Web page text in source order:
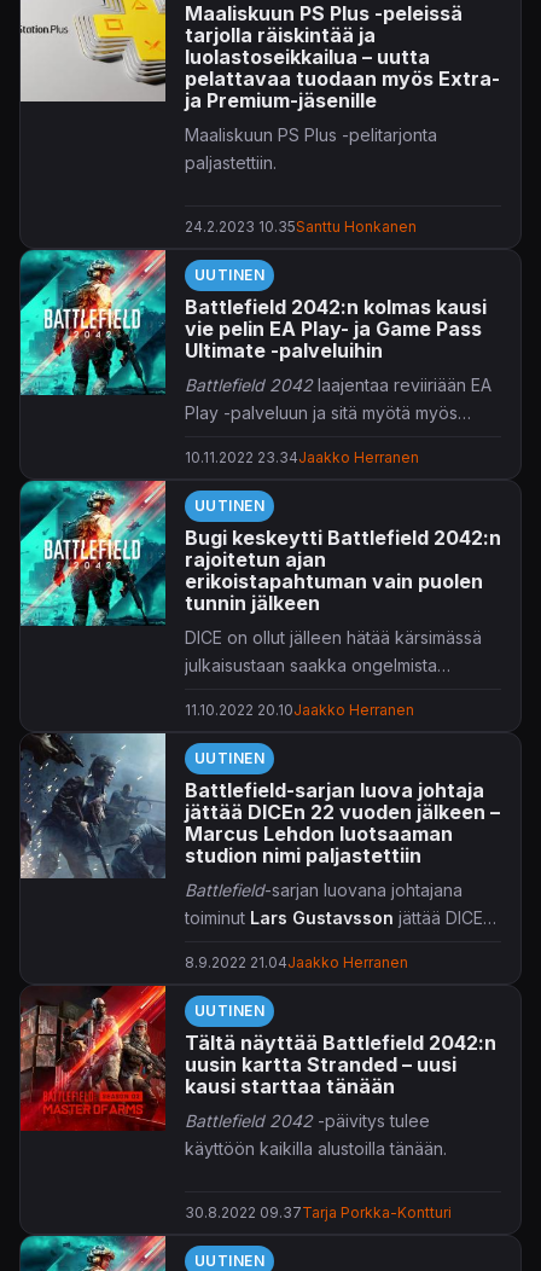
Maaliskuun PS Plus -peleissä
tarjolla räiskintää ja
luolastoseikkailua – uutta
pelattavaa tuodaan myös Extra-
ja Premium-jäsenille
Maaliskuun PS Plus -pelitarjonta
paljastettiin.
24.2.2023 10.35Santtu Honkanen
UUTINEN
Battlefield 2042:n kolmas kausi
vie pelin EA Play- ja Game Pass
Ultimate -palveluihin
Battlefield 2042laajentaa reviiriään EA
Play -palveluun ja sitä myötä myös
ulottuville.
10.11.2022 23.34Jaakko Herranen
UUTINEN
Bugi keskeytti Battlefield 2042:n
rajoitetun ajan
erikoistapahtuman vain puolen
tunnin jälkeen
DICE on ollut jälleen hätää kärsimässä
julkaisustaan saakka ongelmista
11.10.2022 20.10Jaakko Herranen
UUTINEN
Battlefield-sarjan luova johtaja
jättää DICEn 22 vuoden jälkeen –
Marcus Lehdon luotsaaman
studion nimi paljastettiin
Battlefield-sarjan luovana johtajana
toiminut Lars Gustavsson jättää DICE-
8.9.2022 21.04Jaakko Herranen
UUTINEN
Tältä näyttää Battlefield 2042:n
uusin kartta Stranded – uusi
kausi starttaa tänään
Battlefield 2042 -päivitys tulee
käyttöön kaikilla alustoilla tänään.
30.8.2022 09.37Tarja Porkka-Kontturi
UUTINEN